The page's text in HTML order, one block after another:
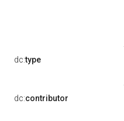
dc:type
dc:contributor